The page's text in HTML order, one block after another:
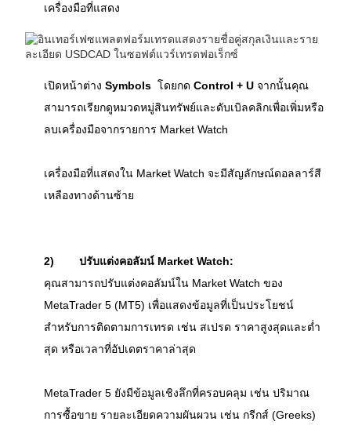
เครื่องมือที่แสดง
เปิดหน้าต่าง Symbols โดยกด Control + U จากนั้นคุณ
สามารถเรียกดูหมวดหมู่สินทรัพย์และดับเบิลคลิกเพื่อเพิ่มหรือ
ลบเครื่องมือจากรายการ Market Watch
เครื่องมือที่แสดงใน Market Watch จะมีสัญลักษณ์ดอลลาร์สี
เหลืองทางด้านซ้าย
2)
ปรับแต่งคอลัมน์ Market Watch:
คุณสามารถปรับแต่งคอลัมน์ใน Market Watch ของ
MetaTrader 5 (MT5) เพื่อแสดงข้อมูลที่เป็นประโยชน์
สำหรับการติดตามการเทรด เช่น สเปรด ราคาสูงสุดและต่ำ
สุด หรือเวลาที่อัปเดตราคาล่าสุด
MetaTrader 5 ยังมีข้อมูลเชิงลึกที่ครอบคลุม เช่น ปริมาณ
การซื้อขาย รายละเอียดความผันผวน เช่น กรีกส์ (Greeks)